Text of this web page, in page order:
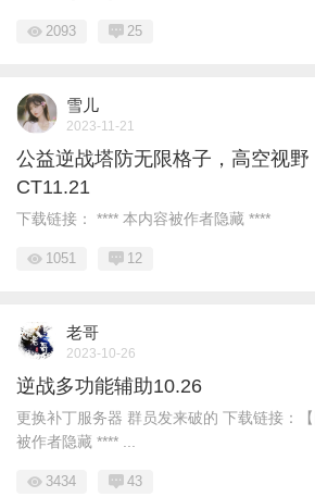
2093 25
雪儿
2023-11-21
公益逆战塔防无限格子，高空视
CT11.21
下载链接： **** 本内容被作者隐藏 ****
1051 12
老哥
2023-10-26
逆战多功能辅助10.26
更换补丁服务器 群员发来破的 下载链接：
被作者隐藏 **** ...
3434 43